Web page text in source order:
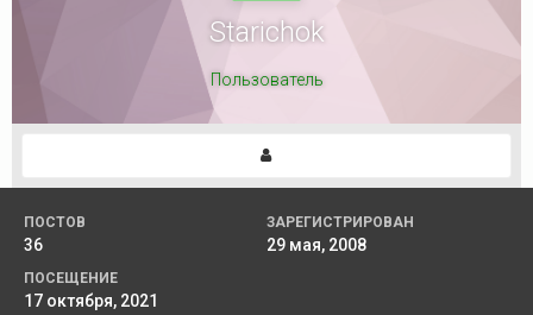
Starichok
Пользователь
ПОСТОВ
36
ЗАРЕГИСТРИРОВАН
29 мая, 2008
ПОСЕЩЕНИЕ
17 октября, 2021